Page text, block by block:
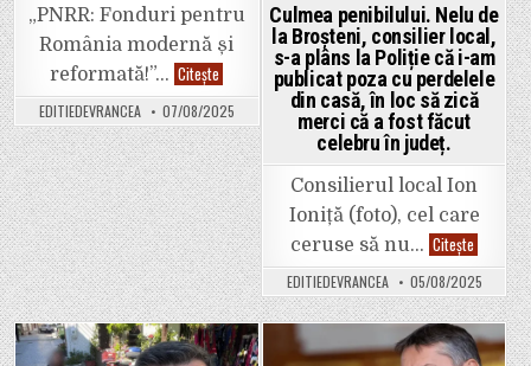
„PNRR: Fonduri pentru
România modernă și
reformată!”… Citește Comunicat
de
presă.
UAT
Sihlea
a
finalizat
proiectul
privind
dotarea
cu
mobilier,
materiale
didactice
și
echipamente
digitale
a
unităților
EDITIEDEVRANCEA 07/08/2025
Culmea penibilului. Nelu de
la Broșteni, consilier local,
s-a plâns la Poliție că i-am
publicat poza cu perdelele
din casă, în loc să zică
merci că a fost făcut
celebru în județ.
Consilierul local Ion
Ioniță (foto), cel care
ceruse să nu… Citește Culmea
Nelu
de
la
Broșteni,
consilier
local,
EDITIEDEVRANCEA 05/08/2025